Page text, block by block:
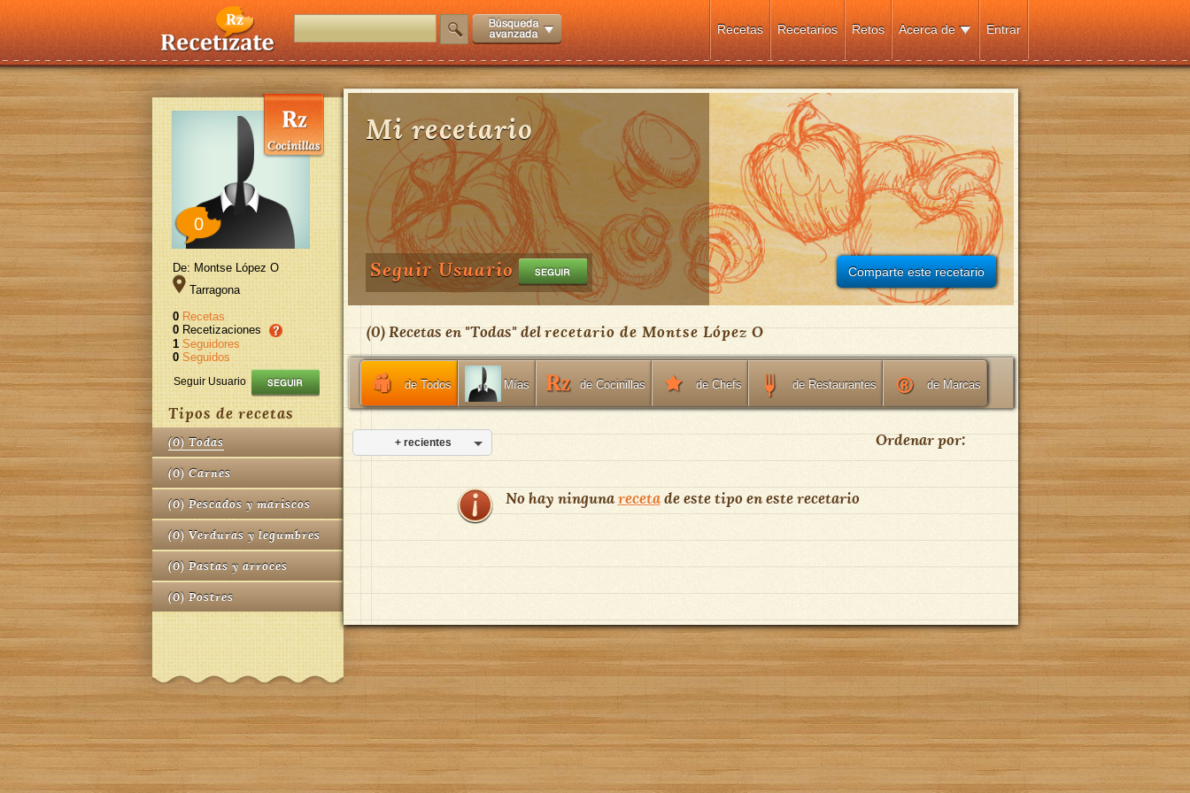
Entrar
Acerca de
Retos
Recetarios
Recetas
0
De: Montse López O
Tarragona
0 Recetas
0 Recetizaciones
1 Seguidores
0 Seguidos
Seguir Usuario
Tipos de recetas
(0) Todas
(0) Carnes
(0) Pescados y mariscos
(0) Verduras y legumbres
(0) Pastas y arroces
(0) Postres
Comparte este recetario
Mi recetario
Seguir Usuario
(0) Recetas en "Todas" delrecetario de Montse López O
de Todos Mías de Cocinillas de Chefs de Restaurantes de Marcas
Ordenar por:
+ recientes
No hay ningunarecetade este tipo en este recetario